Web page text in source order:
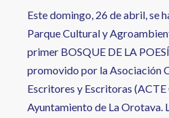
Este domingo, 26 de abril, se
Parque Cultural y
primer BOSQUE DE LA
promovido por la Asociación
Escritores y Escritoras
Ayuntamiento de La Orotava.